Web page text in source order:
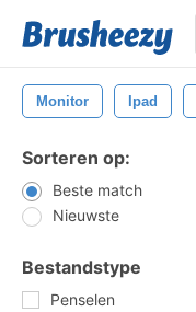
Monitor Ipad
Sorteren op:
Beste match
Nieuwste
Bestandstype
Penselen